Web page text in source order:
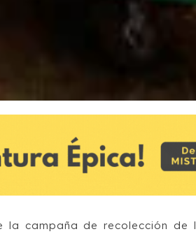
la campaña de recolección de